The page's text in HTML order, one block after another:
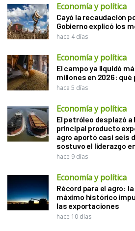
Economía y política
Cayó la recaudación
Gobierno explicó los
hace 4 días
Economía y política
El campo ya liquidó
millones en 2026: qué
hace 5 días
Economía y política
El petróleo desplazó
principal producto
agro aportó casi seis
sostuvo el liderazgo
hace 9 días
Economía y política
Récord para el agro:
máximo histórico
las exportaciones
hace 10 días